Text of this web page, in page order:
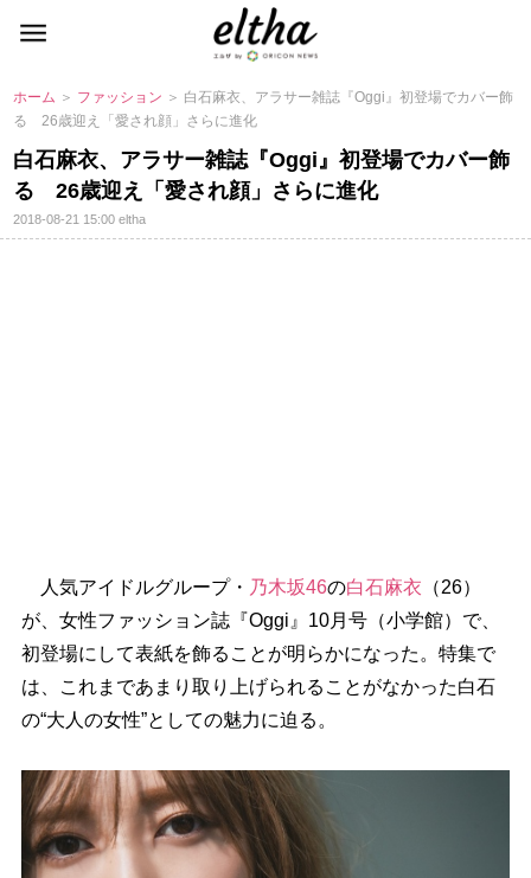
ホーム ＞ ファッション ＞ 白石麻衣、アラサー雑誌『Oggi』初登場でカバー飾
る 26歳迎え「愛され顔」さらに進化
白石麻衣、アラサー雑誌『Oggi』初登場でカバー飾
る 26歳迎え「愛され顔」さらに進化
2018-08-21 15:00eltha
人気アイドルグループ・ 乃木坂46の白石麻衣 （26）
が、女性ファッション誌『Oggi』10月号（小学館）で、
初登場にして表紙を飾ることが明らかになった。特集で
は、これまであまり取り上げられることがなかった白石
の“大人の女性”としての魅力に迫る。